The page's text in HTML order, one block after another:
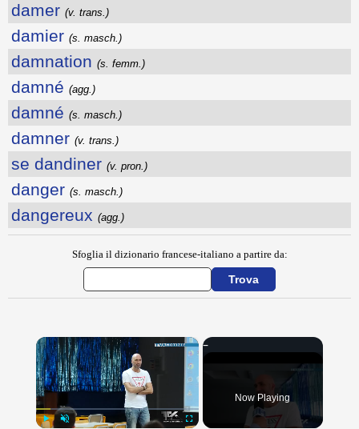
damer (v. trans.)
damier (s. masch.)
damnation (s. femm.)
damné (agg.)
damné (s. masch.)
damner (v. trans.)
se dandiner (v. pron.)
danger (s. masch.)
dangereux (agg.)
Sfoglia il dizionario francese-italiano a partire da:
×
Now Playing